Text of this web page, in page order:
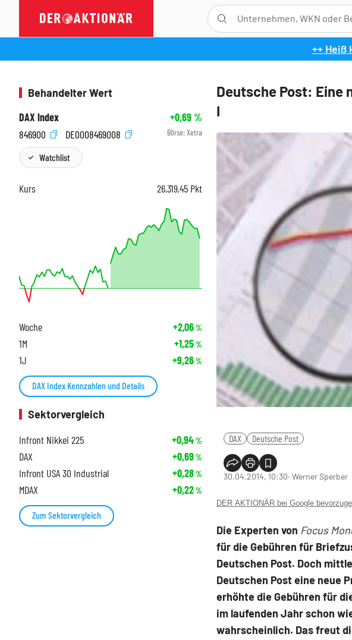
++ Heiß
Deutsche Post: Eine
I
DAX Deutsche Post
30.04.2014, 10:30‧ Werner Sperber
DER AKTIONÄR bei Google
Die Experten von Focus
für die Gebühren für
Deutschen Post. Doch
Deutschen Post eine neue
erhöhte die Gebühren für
im laufenden Jahr schon
wahrscheinlich. Das freut
Behandelter Wert
DAX Index
+0,69%
846900
DE0008469008 Börse: Xetra
Watchlist
Kurs 26.319,45 Pkt
Woche +2,06%
1M +1,25%
1J +9,26%
DAX Index Kennzahlen und Details
Sektorvergleich
Infront Nikkei 225
+0,94%
DAX +0,69%
Infront USA 30 Industrial +0,28%
MDAX +0,22%
Zum Sektorvergleich